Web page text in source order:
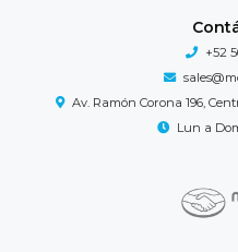
+52
Av. Ramón Corona 196,
Lun a